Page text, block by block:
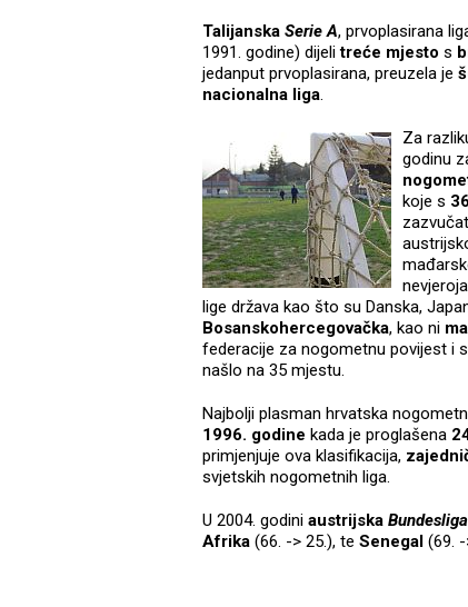
Talijanska Serie A, prvoplasirana
1991. godine) dijelitreće mjesto s
jedanput prvoplasirana, preuzela je
nacionalna liga.
Za
godinu
koje s
lige država kao što su Danska,
Bosanskohercegovačka, kao ni
federacije za nogometnu povijest i
našlo na 35 mjestu.
Najbolji plasman hrvatska
1996. godine kada je proglašena
primjenjuje ova klasifikacija,
svjetskih nogometnih liga.
U 2004. godini austrijska Bundesliga
Afrika (66. -> 25.), te Senegal (69.